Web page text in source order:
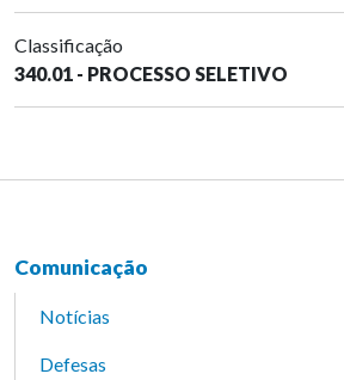
Classificação
340.01 - PROCESSO SELETIVO
Comunicação
Notícias
Defesas